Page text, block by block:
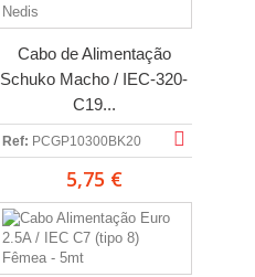
Cabo de Alimentação
Schuko Macho / IEC-320-
C19...
Ref: PCGP10300BK20
5,75 €